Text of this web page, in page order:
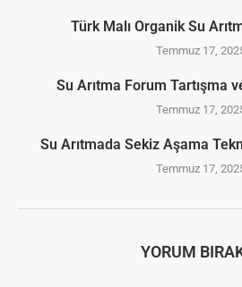
Türk Malı Organik Su
Temmuz 17,
Su Arıtma Forum Tartışma
Temmuz 17,
Su Arıtmada Sekiz Aşama
Temmuz 17,
YORUM